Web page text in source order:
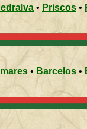
• Priscos •
• Barcelos •